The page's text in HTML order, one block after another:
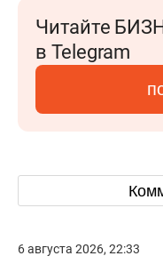
Читайте
в Telegram
6 августа 2026, 22:33